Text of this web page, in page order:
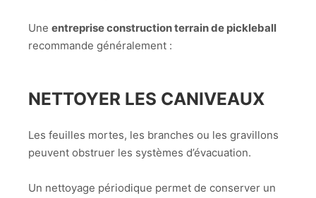
Une entreprise construction terrain de pickleball
recommande généralement :
NETTOYER LES CANIVEAUX
Les feuilles mortes, les branches ou les gravillons
peuvent obstruer les systèmes d’évacuation.
Un nettoyage périodique permet de conserver un